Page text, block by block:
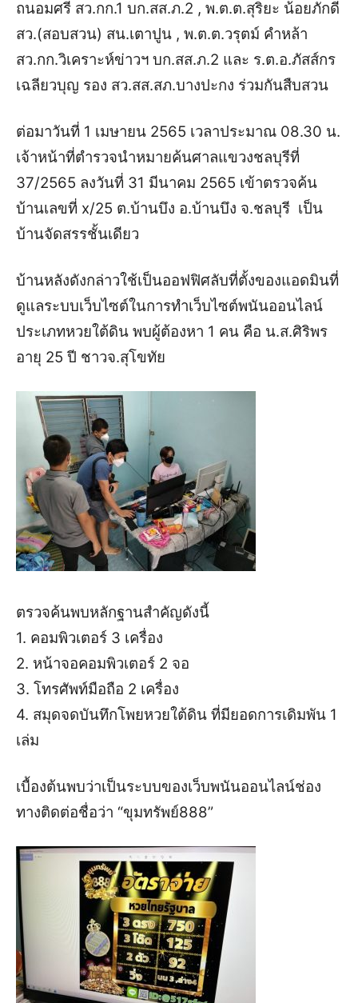
ถนอมศรี สว.กก.1 บก.สส.ภ.2 , พ.ต.ต.สุริยะ น้อยภักดี
สว.(สอบสวน) สน.เตาปูน , พ.ต.ต.วรุตม์ คำหล้า
สว.กก.วิเคราะห์ข่าวฯ บก.สส.ภ.2 และ ร.ต.อ.ภัสส์กร
เฉลียวบุญ รอง สว.สส.สภ.บางปะกง ร่วมกันสืบสวน
ต่อมาวันที่ 1 เมษายน 2565 เวลาประมาณ 08.30 น.
เจ้าหน้าที่ตำรวจนำหมายค้นศาลแขวงชลบุรีที่
37/2565 ลงวันที่ 31 มีนาคม 2565 เข้าตรวจค้น
บ้านเลขที่ x/25 ต.บ้านบึง อ.บ้านบึง จ.ชลบุรี เป็น
บ้านจัดสรรชั้นเดียว
บ้านหลังดังกล่าวใช้เป็นออฟฟิศลับที่ตั้งของแอดมินที่
ดูแลระบบเว็บไซต์ในการทำเว็บไซต์พนันออนไลน์
ประเภทหวยใต้ดิน พบผู้ต้องหา 1 คน คือ น.ส.ศิริพร
อายุ 25 ปี ชาวจ.สุโขทัย
ตรวจค้นพบหลักฐานสำคัญดังนี้
1. คอมพิวเตอร์ 3 เครื่อง
2. หน้าจอคอมพิวเตอร์ 2 จอ
3. โทรศัพท์มือถือ 2 เครื่อง
4. สมุดจดบันทึกโพยหวยใต้ดิน ที่มียอดการเดิมพัน 1
เล่ม
เบื้องต้นพบว่าเป็นระบบของเว็บพนันออนไลน์ช่อง
ทางติดต่อชื่อว่า “ขุมทรัพย์888”